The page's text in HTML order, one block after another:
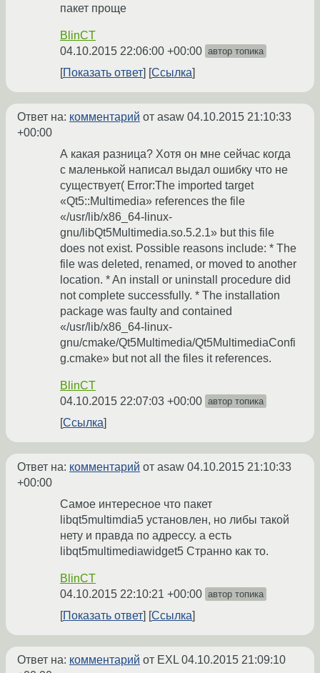
пакет проще
BlinCT
04.10.2015 22:06:00 +00:00 автор топика
Показать ответ Ссылка
Ответ на: комментарий от asaw 04.10.2015 21:10:33
+00:00
А какая разница? Хотя он мне сейчас когда
с маленькой написал выдал ошибку что не
существует( Error:The imported target
«Qt5::Multimedia» references the file
«/usr/lib/x86_64-linux-
gnu/libQt5Multimedia.so.5.2.1» but this file
does not exist. Possible reasons include: * The
file was deleted, renamed, or moved to another
location. * An install or uninstall procedure did
not complete successfully. * The installation
package was faulty and contained
«/usr/lib/x86_64-linux-
gnu/cmake/Qt5Multimedia/Qt5MultimediaConfi
g.cmake» but not all the files it references.
BlinCT
04.10.2015 22:07:03 +00:00 автор топика
Ссылка
Ответ на: комментарий от asaw 04.10.2015 21:10:33
+00:00
Самое интересное что пакет
libqt5multimdia5 установлен, но либы такой
нету и правда по адрессу. а есть
libqt5multimediawidget5 Странно как то.
BlinCT
04.10.2015 22:10:21 +00:00 автор топика
Показать ответ Ссылка
Ответ на: комментарий от EXL04.10.2015 21:09:10